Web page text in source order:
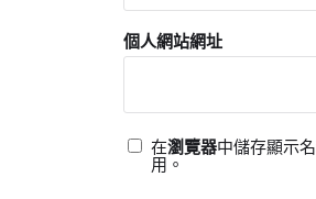
個人網站網址
在瀏覽器中儲存顯示
用。